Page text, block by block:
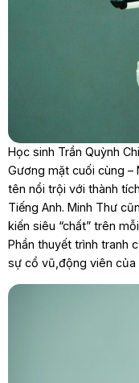
Học sinh Trần Quỳnh
Gương mặt cuối cùng –
tên nổi trội với thành
Tiếng Anh. Minh Thư
kiến siêu “chất” trên
Phần thuyết trình tranh
sự cổ vũ,động viên của